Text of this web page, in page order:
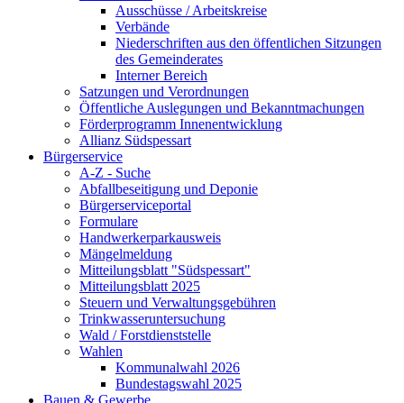
Ausschüsse / Arbeitskreise
Verbände
Niederschriften aus den öffentlichen Sitzungen
des Gemeinderates
Interner Bereich
Satzungen und Verordnungen
Öffentliche Auslegungen und Bekanntmachungen
Förderprogramm Innenentwicklung
Allianz Südspessart
Bürgerservice
A-Z - Suche
Abfallbeseitigung und Deponie
Bürgerserviceportal
Formulare
Handwerkerparkausweis
Mängelmeldung
Mitteilungsblatt "Südspessart"
Mitteilungsblatt 2025
Steuern und Verwaltungsgebühren
Trinkwasseruntersuchung
Wald / Forstdienststelle
Wahlen
Kommunalwahl 2026
Bundestagswahl 2025
Bauen & Gewerbe